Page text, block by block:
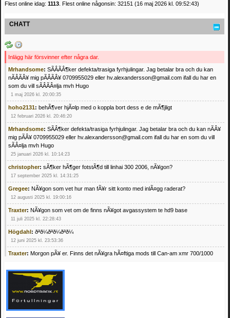
Flest online idag: 1113 . Flest online någonsin: 32151 (16 maj 2026 kl. 09:52:43)
CHATT
Inlägg här försvinner efter några dar.
Mrhandsome: SÃÂÃÂ¶ker defekta/trasiga fyrhjulingar. Jag betalar bra och du kan
nÃÂÃÂ¥ mig pÃÂÃÂ¥ 0709955029 eller hv.alexandersson@gmail.com ifall du har en
som du vill sÃÂÃÂ¤lja mvh Hugo
1 maj 2026 kl. 20:00:35
hoho2131: behÃ¶ver hjÃ¤lp med o koppla bort dess e de mÃ¶jligt
12 februari 2026 kl. 20:46:20
Mrhandsome: SÃÂ¶ker defekta/trasiga fyrhjulingar. Jag betalar bra och du kan nÃÂ¥
mig pÃÂ¥ 0709955029 eller hv.alexandersson@gmail.com ifall du har en som du vill
sÃÂ¤lja mvh Hugo
25 januari 2026 kl. 10:14:23
christopher: sÃ¶ker hÃ¶ger fotstÃ¶d till linhai 300 2006, nÃ¥gon?
17 september 2025 kl. 14:31:25
Gregee: NÃ¥gon som vet hur man fÃ¥r sitt konto med inlÃ¤gg raderat?
12 augusti 2025 kl. 19:00:16
Traxter: NÃ¥gon som vet om de finns nÃ¥got avgassystem te hd9 base
11 juli 2025 kl. 22:28:43
Högdahl: ðªð¼ðªð¼ðªð¼
12 juni 2025 kl. 23:53:36
Traxter: Morgon pÃ¥ er. Finns det nÃ¥gra hÃ¤ftiga mods till Can-am xmr 700/1000
Mrhandsome:SÃ¶ker defekta/trasiga fyrhjulingar. Jag betalar bra och du kan nÃ¥ mig
pÃ¥ 0709955029 eller hv.alexandersson@gmail.com ifall du har en som du vill sÃ¤lja
mvh Hugo
21 februari 2025 kl. 09:25:52
Oscar5:NÃ¥gon som vet vad man kan begÃ¤ra fÃ¶r en Honda TRX 350 FE 2005